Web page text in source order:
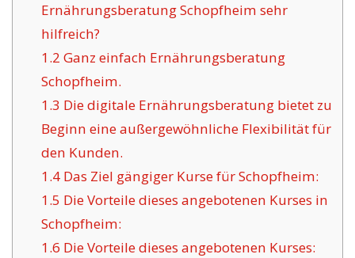
Ernährungsberatung Schopfheim sehr
hilfreich?
1.2 Ganz einfach Ernährungsberatung
Schopfheim.
1.3 Die digitale Ernährungsberatung bietet zu
Beginn eine außergewöhnliche Flexibilität für
den Kunden.
1.4Das Ziel gängiger Kurse für Schopfheim:
1.5 Die Vorteile dieses angebotenen Kurses in
Schopfheim:
1.6 Die Vorteile dieses angebotenen Kurses: